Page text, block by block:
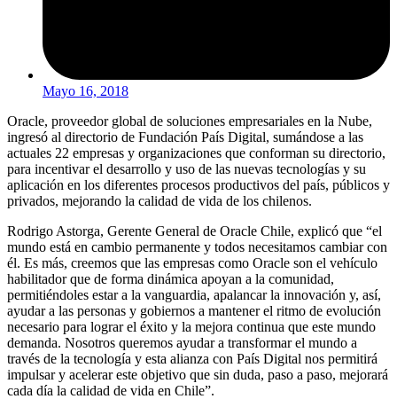
Mayo 16, 2018
Oracle, proveedor global de soluciones empresariales en la Nube,
ingresó al directorio de Fundación País Digital, sumándose a las
actuales 22 empresas y organizaciones que conforman su directorio,
para incentivar el desarrollo y uso de las nuevas tecnologías y su
aplicación en los diferentes procesos productivos del país, públicos y
privados, mejorando la calidad de vida de los chilenos.
Rodrigo Astorga, Gerente General de Oracle Chile, explicó que “el
mundo está en cambio permanente y todos necesitamos cambiar con
él. Es más, creemos que las empresas como Oracle son el vehículo
habilitador que de forma dinámica apoyan a la comunidad,
permitiéndoles estar a la vanguardia, apalancar la innovación y, así,
ayudar a las personas y gobiernos a mantener el ritmo de evolución
necesario para lograr el éxito y la mejora continua que este mundo
demanda. Nosotros queremos ayudar a transformar el mundo a
través de la tecnología y esta alianza con País Digital nos permitirá
impulsar y acelerar este objetivo que sin duda, paso a paso, mejorará
cada día la calidad de vida en Chile”.